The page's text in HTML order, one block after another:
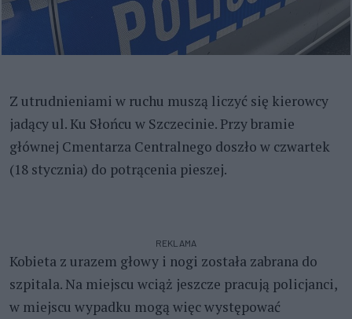
Z utrudnieniami w ruchu muszą liczyć się kierowcy
jadący ul. Ku Słońcu w Szczecinie. Przy bramie
głównej Cmentarza Centralnego doszło w czwartek
(18 stycznia) do potrącenia pieszej.
REKLAMA
Kobieta z urazem głowy i nogi została zabrana do
szpitala. Na miejscu wciąż jeszcze pracują policjanci,
w miejscu wypadku mogą więc występować